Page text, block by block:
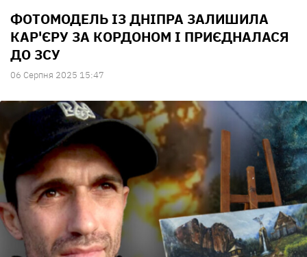
ФОТОМОДЕЛЬ ІЗ ДНІПРА ЗАЛИШИЛА
КАР'ЄРУ ЗА КОРДОНОМ І ПРИЄДНАЛАСЯ
ДО ЗСУ
06 Серпня 2025 15:47